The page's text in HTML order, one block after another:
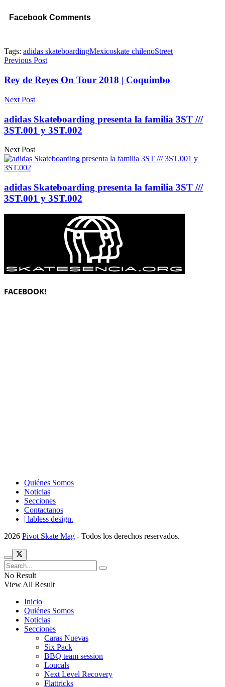
Facebook Comments
Tags: adidas skateboardingMexicoskate chilenoStreet
Previous Post
Rey de Reyes On Tour 2018 | Coquimbo
Next Post
adidas Skateboarding presenta la familia 3ST ///
3ST.001 y 3ST.002
Next Post
adidas Skateboarding presenta la familia 3ST ///
3ST.001 y 3ST.002
FACEBOOK!
Quiénes Somos
Noticias
Secciones
Contactanos
| labless design.
2026 Pivot Skate Mag - Todos los derechos reservados.
No Result
View All Result
Inicio
Quiénes Somos
Noticias
Secciones
Caras Nuevas
Six Pack
BBQ team session
Loucals
Next Level Recovery
Flattricks